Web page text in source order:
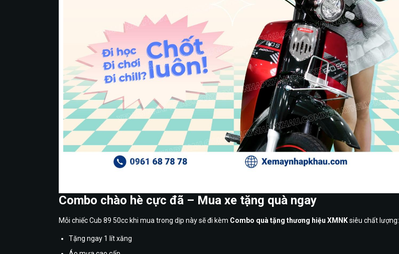
Combo chào hè cực đã – Mua xe tặng quà ngay
Mỗi chiếc Cub 89 50cc khi mua trong dịp này sẽ đi kèm Combo quà tặng thương hiệu XMNKsiêu chất lượng:
Tặng ngay 1 lít xăng